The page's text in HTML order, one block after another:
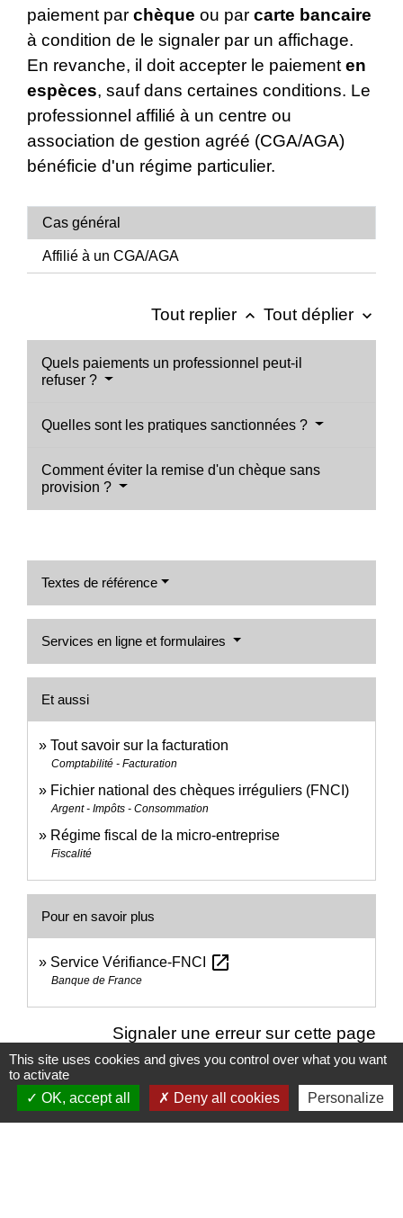
paiement par chèque ou par carte bancaire
à condition de le signaler par un affichage.
En revanche, il doit accepter le paiement en
espèces, sauf dans certaines conditions. Le
professionnel affilié à un centre ou
association de gestion agréé (CGA/AGA)
bénéficie d'un régime particulier.
Cas général
Affilié à un CGA/AGA
Tout replier keyboard_arrow_up Tout déplier keyboard_arrow_down
Quels paiements un professionnel peut-il
refuser ?
Quelles sont les pratiques sanctionnées ?
Comment éviter la remise d'un chèque sans
provision ?
Textes de référence
Services en ligne et formulaires
Et aussi
Tout savoir sur la facturation
Comptabilité - Facturation
Fichier national des chèques irréguliers (FNCI)
Argent - Impôts - Consommation
Régime fiscal de la micro-entreprise
Fiscalité
Pour en savoir plus
Service Vérifiance-FNCI open_in_new
Banque de France
Signaler une erreur sur cette page
This site uses cookies and gives you control over what you want
to activate
OK, accept all
Deny all cookies Personalize